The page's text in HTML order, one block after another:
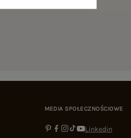
MEDIA SPOŁECZNOŚCIOWE
Linkedin